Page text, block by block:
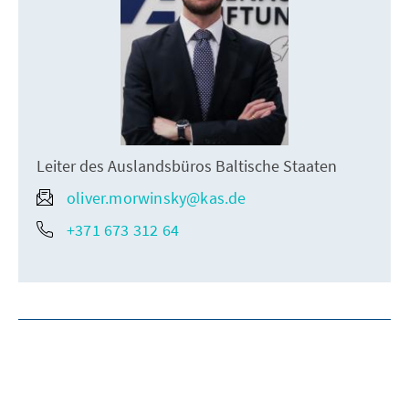
Leiter des Auslandsbüros Baltische Staaten
oliver.morwinsky@kas.de
+371 673 312 64